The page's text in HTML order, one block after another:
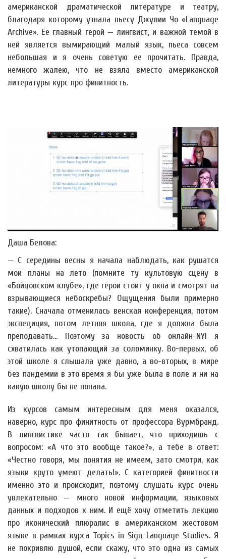
американской драматической литературе и театру,
благодаря которому узнала пьесу Джулии Чо «Language
Archive». Ее главный герой — лингвист, и важной темой в
ней является вымирающий малый язык, пьеса совсем
небольшая и я очень советую ее прочитать. Правда,
немного жалею, что не взяла вместо американской
литературы курс про финитность.
Даша Белова:
— С середины весны я начала наблюдать, как рушатся
мои планы на лето (помните ту культовую сцену в
«Бойцовском клубе», где герои стоит у окна и смотрят на
взрывающиеся небоскребы? Ощущения были примерно
такие). Сначала отменилась венская конференция, потом
экспедиция, потом летняя школа, где я должна была
преподавать... Поэтому за новость об онлайн-NYI я
схватилась как утопающий за соломинку. Во-первых, об
этой школе я слышала уже давно, а во-вторых, в мире
без пандемии в это время я бы уже была в поле и ни на
какую школу бы не попала.
Из курсов самым интересным для меня оказался,
наверно, курс про финитность от профессора Вурмбранд.
В лингвистике часто так бывает, что приходишь с
вопросом: «А что это вообще такое?», а тебе в ответ:
«Честно говоря, мы понятия не имеем, зато смотри, как
языки круто умеют делать!». С категорией финитности
именно это и происходит, поэтому слушать курс очень
увлекательно — много новой информации, языковых
данных и подходов к ним. И ещё хочу отметить лекцию
про иконический плюралис в американском жестовом
языке в рамках курса Topics in Sign Language Studies. Я
не покривлю душой, если скажу, что это одна из самых